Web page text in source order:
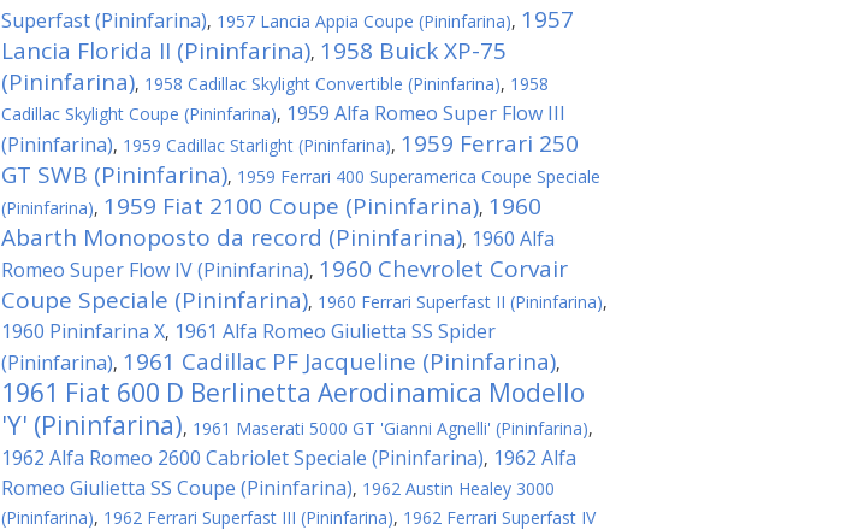
Superfast (Pininfarina), 1957 Lancia Appia Coupe (Pininfarina), 1957
Lancia Florida II (Pininfarina), 1958 Buick XP-75
(Pininfarina), 1958 Cadillac Skylight Convertible (Pininfarina), 1958
Cadillac Skylight Coupe (Pininfarina), 1959 Alfa Romeo Super Flow III
(Pininfarina), 1959 Cadillac Starlight (Pininfarina), 1959 Ferrari 250
GT SWB (Pininfarina), 1959 Ferrari 400 Superamerica Coupe Speciale
(Pininfarina), 1959 Fiat 2100 Coupe (Pininfarina), 1960
Abarth Monoposto da record (Pininfarina), 1960 Alfa
Romeo Super Flow IV (Pininfarina), 1960 Chevrolet Corvair
Coupe Speciale (Pininfarina), 1960 Ferrari Superfast II (Pininfarina),
1960 Pininfarina X, 1961 Alfa Romeo Giulietta SS Spider
(Pininfarina), 1961 Cadillac PF Jacqueline (Pininfarina),
1961 Fiat 600 D Berlinetta Aerodinamica Modello
'Y' (Pininfarina), 1961 Maserati 5000 GT 'Gianni Agnelli' (Pininfarina),
1962 Alfa Romeo 2600 Cabriolet Speciale (Pininfarina), 1962 Alfa
Romeo Giulietta SS Coupe (Pininfarina), 1962 Austin Healey 3000
(Pininfarina), 1962 Ferrari Superfast III (Pininfarina), 1962 Ferrari Superfast IV